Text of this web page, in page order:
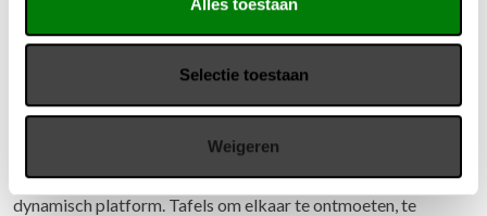
Selectie toestaan
Weigeren
De HALO bespreektafel van Voortman biedt een ruime keuze
een veelzijdige toepassing. Door afwisseling van zittend en
staand gebruik wordt deze bespreektafel uitnodigend als
dynamisch platform. Tafels om elkaar te ontmoeten, te